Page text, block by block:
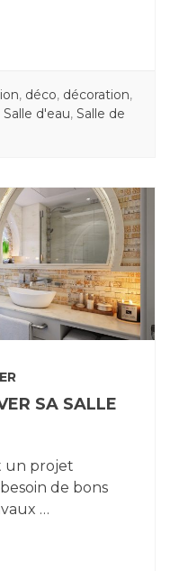
, déco, décoration,
Salle d'eau, Salle de
SA SALLE
un projet
de bons
…